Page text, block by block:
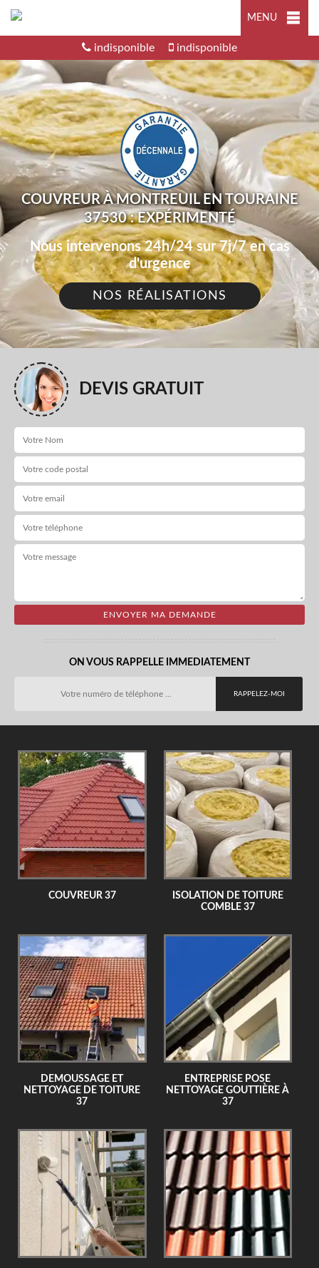
MENU
indisponible indisponible
COUVREUR À MONTREUIL EN TOURAINE
37530 : EXPÉRIMENTÉ
Nous intervenons 24h/24 sur 7j/7 en cas
d'urgence
NOS RÉALISATIONS
DEVIS GRATUIT
ON VOUS RAPPELLE IMMEDIATEMENT
COUVREUR 37
ISOLATION DE TOITURE
COMBLE 37
DEMOUSSAGE ET
NETTOYAGE DE TOITURE
37
ENTREPRISE POSE
NETTOYAGE GOUTTIÈRE À
37